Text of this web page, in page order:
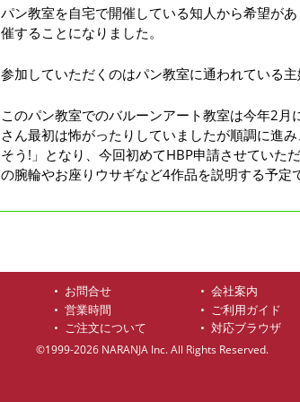
パン教室を自宅で開催している知人から希望が
催することになりました。
参加していただくのはパン教室に通われている主
このパン教室でのバルーンアート教室は今年2
さん最初は怖がったりしていましたが順調に進
そう!」となり、今回初めてHBP申請させていた
の腕輪やお座りウサギなど4作品を説明する予定
お問合せ 会社案内
営業時間
ご利用ガイド
ご注文について
対応ブラウザ
©1999-2026 NARANJA Inc. All Rights Reserved.